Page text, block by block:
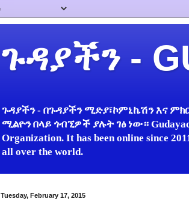
ጉዳያችን -
ጉዳያችን - በጉዳያችን ሚድያ፣ኮምኒኬሽን እና
ሚልዮን በላይ ጎብኚዎች ያሉት ገፅ ነው።
Organization. It has been online since
all over the world.
Tuesday, February 17, 2015